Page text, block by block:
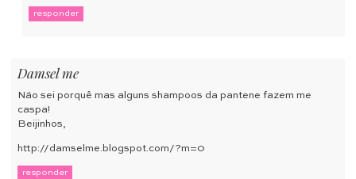
responder
Damsel me
Não sei porquê mas alguns shampoos da pantene fazem me
caspa!
Beijinhos,
http://damselme.blogspot.com/?m=0
responder